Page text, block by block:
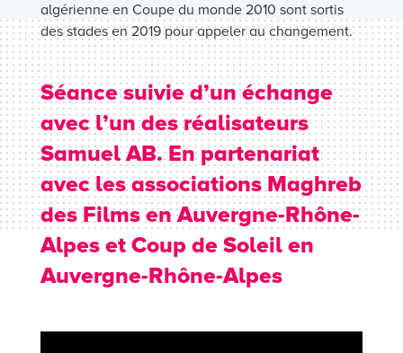
algérienne en Coupe du monde 2010 sont sortis
des stades en 2019 pour appeler au changement.
Séance suivie d’un échange
avec l’un des réalisateurs
Samuel AB. En partenariat
avec les associations Maghreb
des Films en Auvergne-Rhône-
Alpes et Coup de Soleil en
Auvergne-Rhône-Alpes